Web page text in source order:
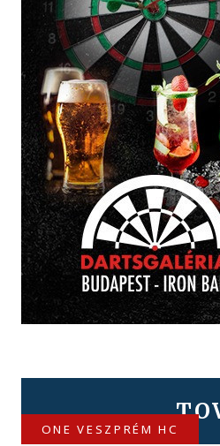
ONE VESZPRÉM HC